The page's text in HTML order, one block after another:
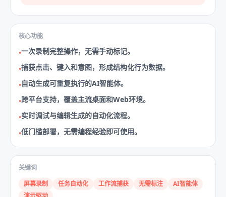
核心功能
•一次录制完整操作，无需手动标记。
•捕获点击、键入和意图，形成结构化行为数据。
•自动生成可重复执行的AI智能体。
•跨平台支持，覆盖主流桌面和Web环境。
•实时调试与编辑生成的自动化流程。
•低门槛部署，无需编程经验即可使用。
关键词
屏幕录制
任务自动化 工作流捕获 无需标注
AI智能体